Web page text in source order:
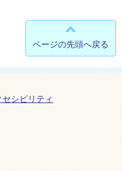
ページの先頭へ戻る
シビリティ